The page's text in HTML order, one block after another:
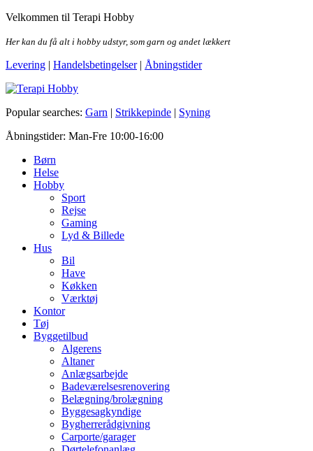
Skip
the
Velkommen til Terapi Hobby
Her kan du få alt i hobby udstyr, som garn og andet lækkert
Levering | Handelsbetingelser| Åbningstider
Terapi Hobby
Popular searches: Garn | Strikkepinde | Syning
Åbningstider: Man-Fre 10:00-16:00
Børn
Helse
Hobby
Sport
Rejse
Gaming
Lyd & Billede
Hus
Bil
Have
Køkken
Værktøj
Kontor
Tøj
Byggetilbud
Algerens
Altaner
Anlægsarbejde
Badeværelsesrenovering
Belægning/brolægning
Byggesagkyndige
Bygherrerådgivning
Carporte/garager